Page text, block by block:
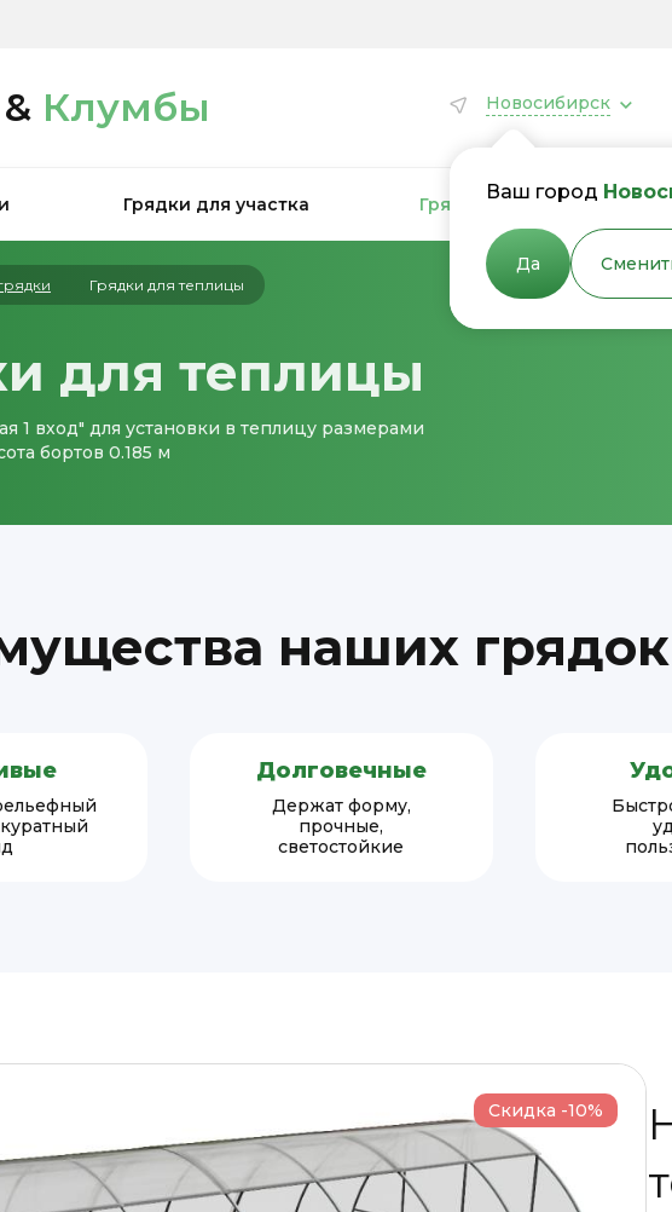
Клумбы Новосибирск
Ваш город
Да
Грядки для участка Грядки для теплиц
Грядки для теплицы
для теплицы
1 вход" для установки в теплицу размерами
бортов 0.185 м
наших грядок
Долговечные
Держат форму,
прочные,
светостойкие
Скидка -10%